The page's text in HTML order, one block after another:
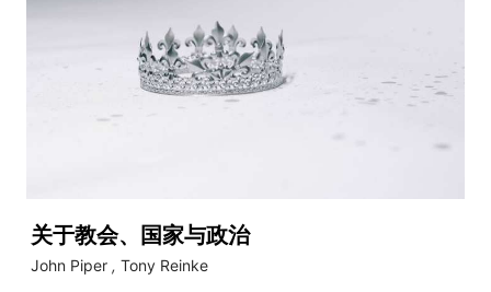
关于教会、国家与政治
John Piper , Tony Reinke